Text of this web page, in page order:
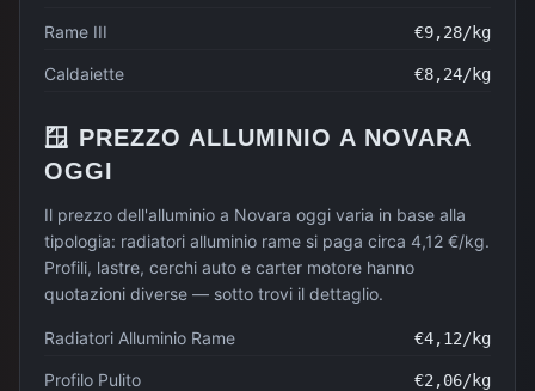
Rame III €9,28/kg
Caldaiette €8,24/kg
🪟 PREZZO ALLUMINIO A NOVARA
OGGI
Il prezzo dell'alluminio a Novara oggi varia in base alla
tipologia: radiatori alluminio rame si paga circa 4,12 €/kg.
Profili, lastre, cerchi auto e carter motore hanno
quotazioni diverse — sotto trovi il dettaglio.
Radiatori Alluminio Rame €4,12/kg
Profilo Pulito €2,06/kg